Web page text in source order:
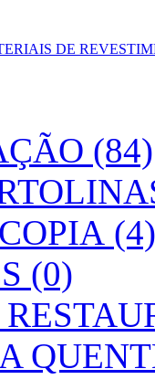
DE
(84)
(4)
(0)